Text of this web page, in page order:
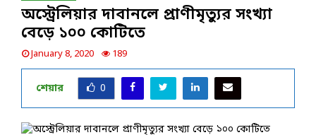
অস্ট্রেলিয়ার দাবানলে প্রাণীমৃত্যুর সংখ্যা
বেড়ে ১০০ কোটিতে
January 8, 2020 189
শেয়ার 0